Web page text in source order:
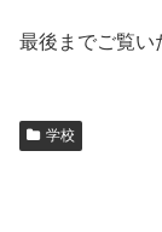
最後までご覧い
学校